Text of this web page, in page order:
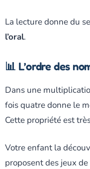
La lecture donne du
l’oral.
📊 L’ordre des
Dans une
fois quatre donne le
Cette propriété est
Votre enfant la
proposent des jeux